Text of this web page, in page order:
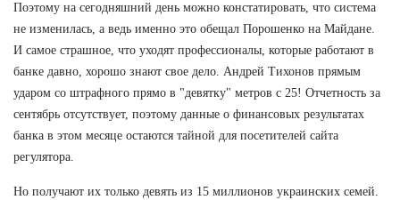
Поэтому на сегодняшний день можно констатировать, что система
не изменилась, а ведь именно это обещал Порошенко на Майдане.
И самое страшное, что уходят профессионалы, которые работают в
банке давно, хорошо знают свое дело. Андрей Тихонов прямым
ударом со штрафного прямо в "девятку" метров с 25! Отчетность за
сентябрь отсутствует, поэтому данные о финансовых результатах
банка в этом месяце остаются тайной для посетителей сайта
регулятора.
Но получают их только девять из 15 миллионов украинских семей.